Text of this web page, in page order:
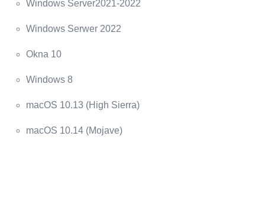
Windows Server2021-2022
Windows Serwer 2022
Okna 10
Windows 8
macOS 10.13 (High Sierra)
macOS 10.14 (Mojave)